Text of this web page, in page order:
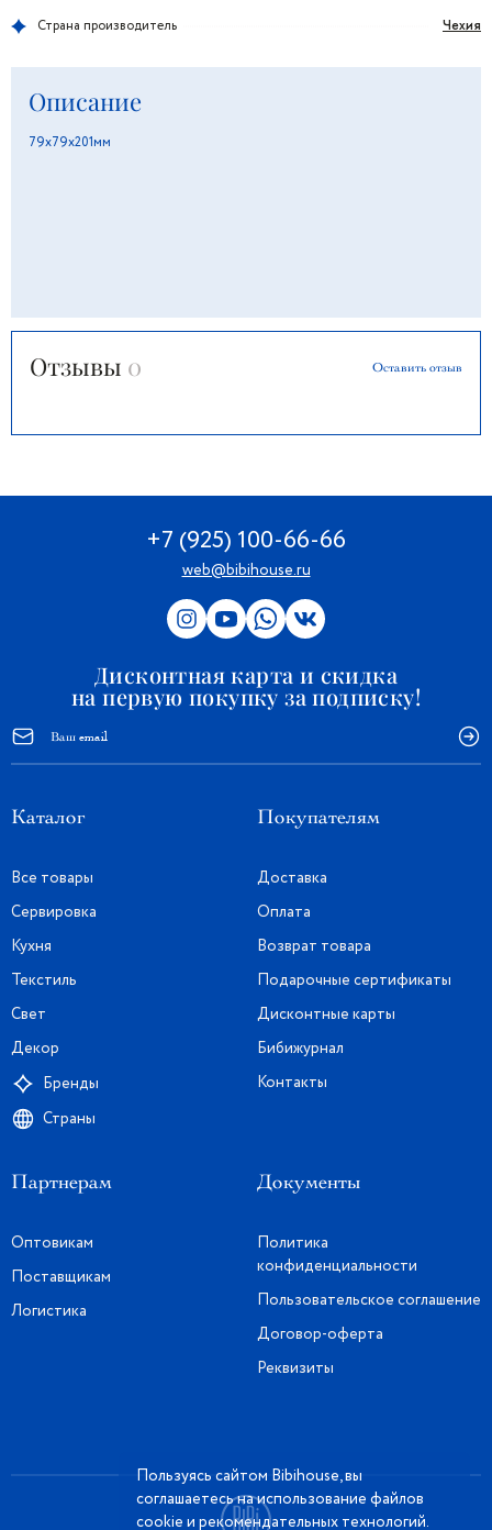
Страна производитель Чехия
Описание
79х79х201мм
Отзывы 0 Оставить отзыв
+7 (925) 100-66-66
web@bibihouse.ru
Дисконтная карта и скидка
на первую покупку за подписку!
Каталог
Все товары
Сервировка
Кухня
Текстиль
Свет
Декор
Бренды
Страны
Покупателям
Доставка
Оплата
Возврат товара
Подарочные сертификаты
Дисконтные карты
Бибижурнал
Контакты
Партнерам
Оптовикам
Поставщикам
Логистика
Документы
Политика
конфиденциальности
Пользовательское соглашение
Договор-оферта
Реквизиты
Пользуясь сайтом Bibihouse, вы
соглашаетесь на использование файлов
cookie и рекомендательных технологий.